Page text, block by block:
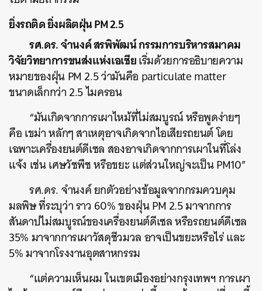
ยิ่งรถติด ยิ่งผลิตฝุ่น PM 2.5
รศ.ดร. จำนงค์ สรพิพัฒน์ กรรมการบริหารสมาคม
วิจัยวิทยาการขนส่งแห่งเอเชียเริ่มด้วยการอธิบายความ
หมายของฝุ่น PM 2.5 ว่ามันคือ particulate matter
ขนาดเล็กกว่า 2.5 ไมครอน
“มันเกิดจากการเผาไหม้ที่ไม่สมบูรณ์ หรือพูดง่ายๆ
คือ เขม่า หลักๆ สาเหตุอาจเกิดจากไอเสียรถยนต์ โดย
เฉพาะเครื่องยนต์ดีเซล สองอาจเกิดจากการเผาในที่โล่ง
แจ้ง เช่น เศษวัชพืช หรือขยะ แต่ส่วนใหญ่จะเป็น PM10”
รศ.ดร. จำนงค์ ยกตัวอย่างข้อมูลจากกรมควบคุม
มลพิษ ที่ระบุว่า ราว 60% ของฝุ่น PM 2.5 มาจากการ
สันดาปไม่สมบูรณ์ของเครื่องยนต์ดีเซล หรือรถยนต์ดีเซล
35% มาจากการเผาวัสดุชีวมวล อาจเป็นขยะหรือไร่ และ
5% มาจากโรงงานอุตสาหกรรม
“แต่ความเห็นผม ในเขตเมืองอย่างกรุงเทพฯ การเผา